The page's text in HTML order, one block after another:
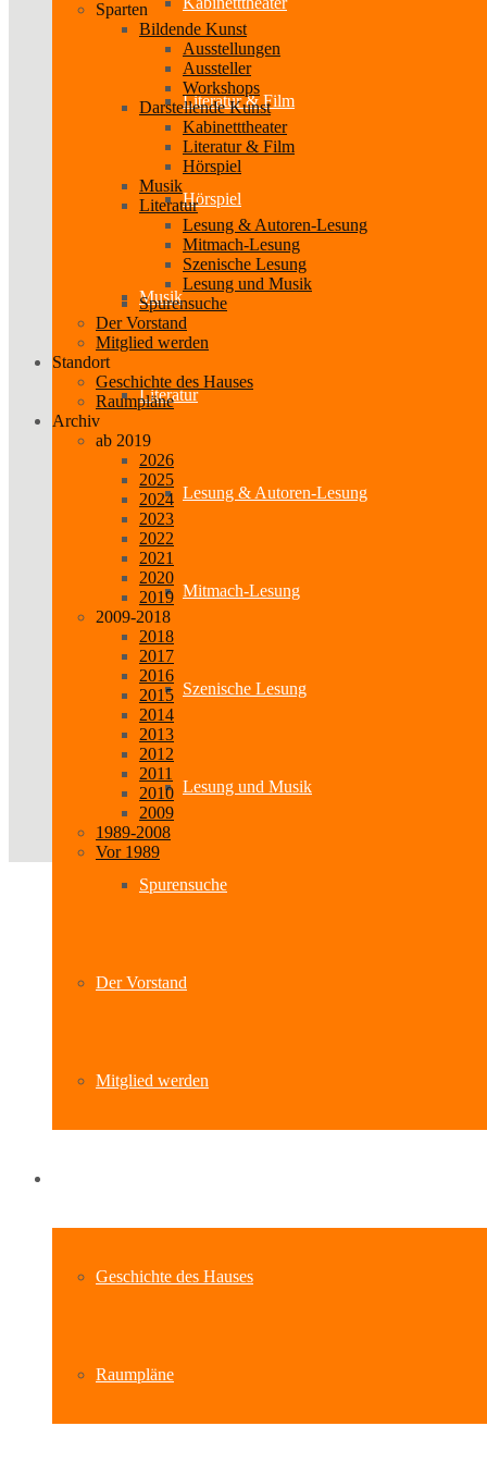
Literatur & Film
Hörspiel
Musik
Literatur
Lesung & Autoren-Lesung
Mitmach-Lesung
Szenische Lesung
Lesung und Musik
Spurensuche
Der Vorstand
Mitglied werden
Geschichte des Hauses
Raumpläne
Sparten
Bildende Kunst
Ausstellungen
Aussteller
Workshops
Darstellende Kunst
Kabinetttheater
Literatur & Film
Hörspiel
Musik
Literatur
Lesung & Autoren-Lesung
Mitmach-Lesung
Szenische Lesung
Lesung und Musik
Spurensuche
Der Vorstand
Mitglied werden
Standort
Geschichte des Hauses
Raumpläne
Archiv
ab 2019
2026
2025
2024
2023
2022
2021
2020
2019
2009-2018
2018
2017
2016
2015
2014
2013
2012
2011
2010
2009
1989-2008
Vor 1989